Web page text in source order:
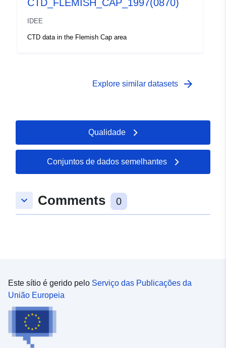
CTD_FLEMISH_CAP_1997(0870)
IDEE
CTD data in the Flemish Cap area
Explore similar datasets arrow_forward
Qualidade
Conjuntos de dados semelhantes
keyboard_arrow_down Comments 0
Este sítio é gerido pelo Serviço das Publicações da
União Europeia